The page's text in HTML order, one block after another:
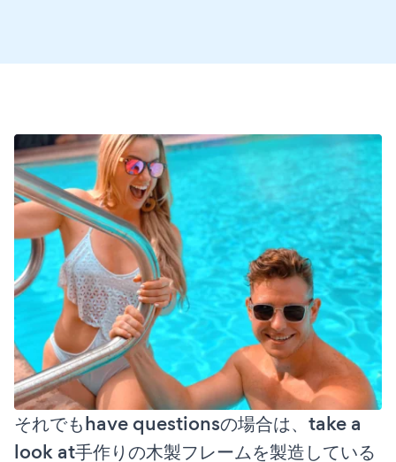
それでもhave questionsの場合は、take a
look at手作りの木製フレームを製造している